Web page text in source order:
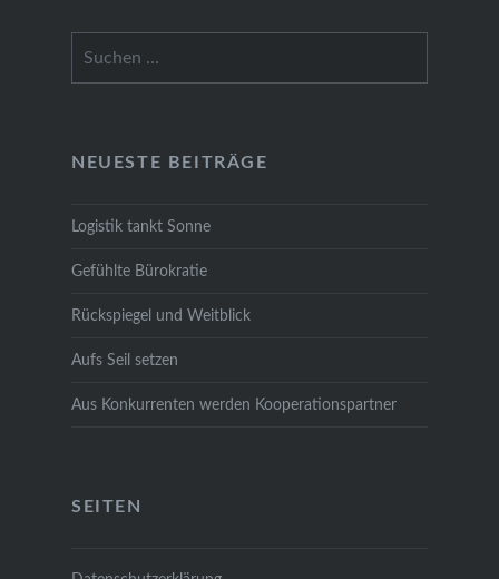
NEU­ES­TE BEI­TRÄ­GE
Logis­tik tankt Son­ne
Gefühl­te Büro­kra­tie
Rück­spie­gel und Weit­blick
Aufs Seil set­zen
Aus Kon­kur­ren­ten wer­den Koope­ra­ti­ons­part­ner
SEI­TEN